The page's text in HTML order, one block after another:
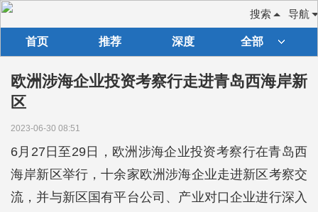
导航
搜索
首页 推荐 深度 全部
欧洲涉海企业投资考察行走进青岛西海岸新
区
2023-06-30 08:51
6月27日至29日，欧洲涉海企业投资考察行在青岛西
海岸新区举行，十余家欧洲涉海企业走进新区考察交
流，并与新区国有平台公司、产业对口企业进行深入